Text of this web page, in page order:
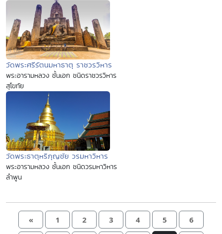
วัดพระศรีรัตนมหาธาตุ ราชวรวิหาร
พระอารามหลวง ชั้นเอก ชนิดราชวรวิหาร
สุโขทัย
วัดพระธาตุหริภุญชัย วรมหาวิหาร
พระอารามหลวง ชั้นเอก ชนิดวรมหาวิหาร
ลำพูน
« 1 2 3 4 5 6